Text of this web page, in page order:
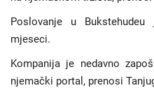
Poslovanje u
mjeseci.
Kompanija je nedavno
njemački portal, prenosi